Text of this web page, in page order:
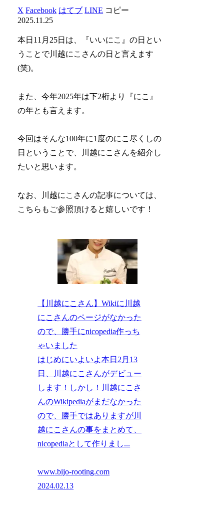
X Facebook はてブ LINE コピー
2025.11.25
本日11月25日は、『いいにこ』の日とい
うことで川越にこさんの日と言えます
(笑)。
また、今年2025年は下2桁より『にこ』
の年とも言えます。
今回はそんな100年に1度のにこ尽くしの
日ということで、川越にこさんを紹介し
たいと思います。
なお、川越にこさんの記事については、
こちらもご参照頂けると嬉しいです！
【川越にこさん】Wikiに川越
にこさんのページがなかった
ので、勝手にnicopedia作っち
ゃいました
はじめにいよいよ本日2月13
日、川越にこさんがデビュー
します！しかし！川越にこさ
んのWikipediaがまだなかった
ので、勝手ではありますが川
越にこさんの事をまとめて、
nicopediaとして作りまし...
www.bijo-rooting.com
2024.02.13